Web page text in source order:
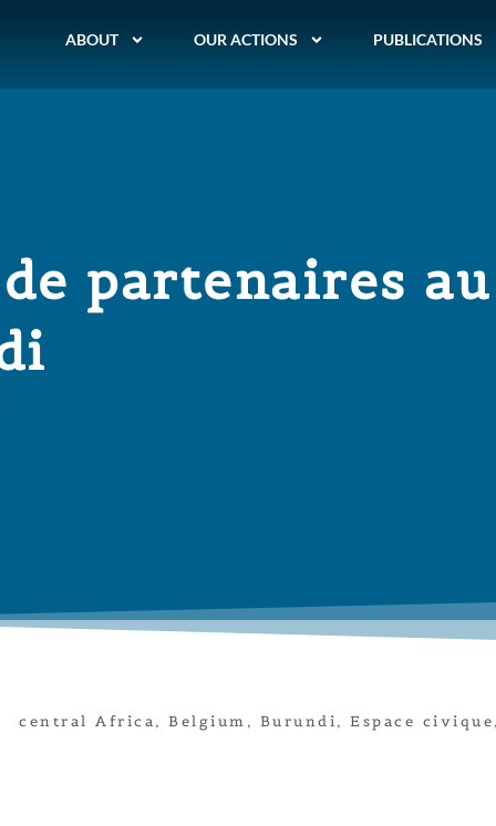
ABOUT OUR ACTIONS PUBLICATIONS
partenaires au
central Africa, Belgium , Burundi, Espace civique